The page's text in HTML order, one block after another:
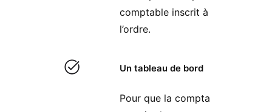
comptable inscrit à
l’ordre.
Un tableau de bord
Pour que la compta